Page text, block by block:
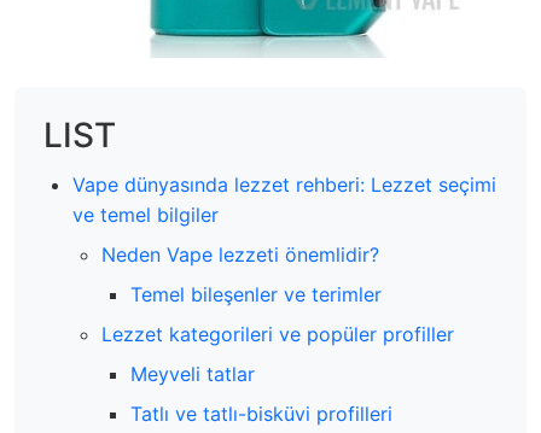
LIST
Vape dünyasında lezzet rehberi: Lezzet seçimi
ve temel bilgiler
Neden Vape lezzeti önemlidir?
Temel bileşenler ve terimler
Lezzet kategorileri ve popüler profiller
Meyveli tatlar
Tatlı ve tatlı-bisküvi profilleri